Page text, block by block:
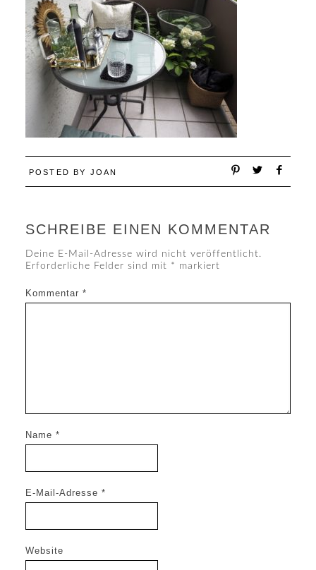
POSTED BY JOAN
SCHREIBE EINEN KOMMENTAR
Deine E-Mail-Adresse wird nicht veröffentlicht.
Erforderliche Felder sind mit * markiert
Kommentar *
Name *
E-Mail-Adresse *
Website